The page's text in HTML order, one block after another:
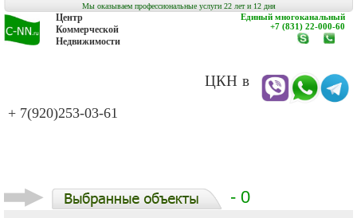
Мы оказываем профессиональные услуги 22 лет и 12 дня
Центр
Коммерческой
Недвижимости
ЦКН в
+ 7(920)253-03-61
Единый многоканальный
+7 (831) 22-000-60
www.c-
- 0